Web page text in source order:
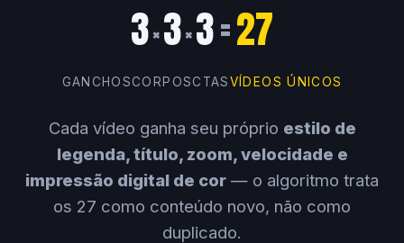
3×3×3=27
GANCHOSCORPOSCTASVÍDEOS ÚNICOS
Cada vídeo ganha seu próprio estilo de
legenda, título, zoom, velocidade e
impressão digital de cor — o algoritmo trata
os 27 como conteúdo novo, não como
duplicado.